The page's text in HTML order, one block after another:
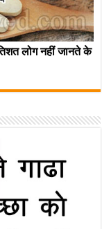
लोग नहीं जानते के